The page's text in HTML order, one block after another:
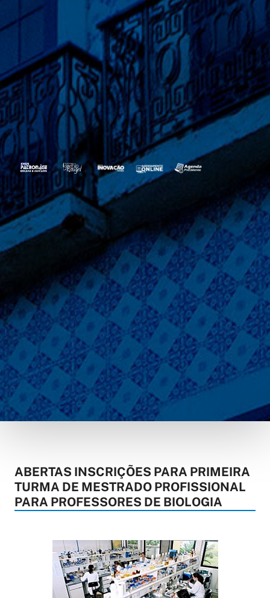
ABERTAS INSCRIÇÕES PARA PRIMEIRA
TURMA DE MESTRADO PROFISSIONAL
PARA PROFESSORES DE BIOLOGIA